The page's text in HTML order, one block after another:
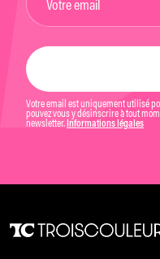
Votre email est uniquement utilisé
pouvez vous y désinscrire à tout
newsletter. Informations légales